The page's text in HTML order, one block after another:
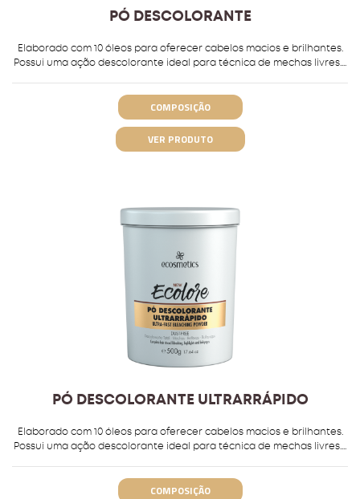
PÓ DESCOLORANTE
Elaborado com 10 óleos para oferecer cabelos macios e brilhantes.
Possui uma ação descolorante ideal para técnica de mechas livres....
COMPOSIÇÃO
VER PRODUTO
PÓ DESCOLORANTE ULTRARRÁPIDO
Elaborado com 10 óleos para oferecer cabelos macios e brilhantes.
Possui uma ação descolorante ideal para técnica de mechas livres....
COMPOSIÇÃO